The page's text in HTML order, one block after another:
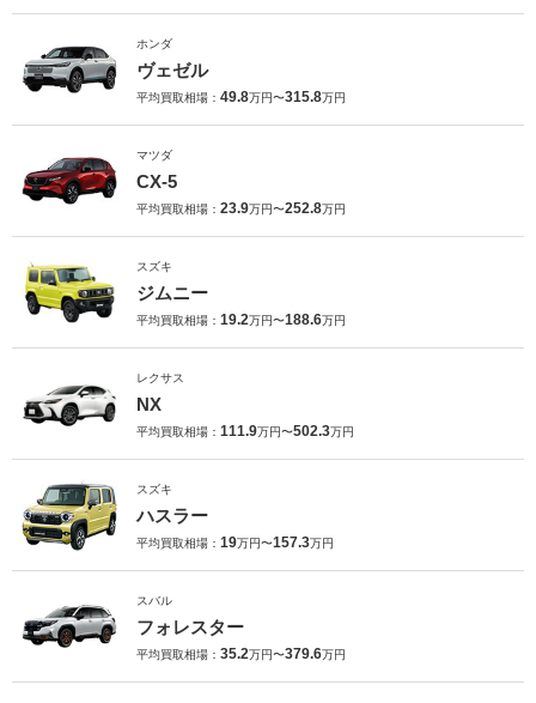
ホンダ
ヴェゼル
平均買取相場： 49.8万円〜315.8万円
マツダ
CX-5
平均買取相場： 23.9万円〜252.8万円
スズキ
ジムニー
平均買取相場： 19.2万円〜188.6万円
レクサス
NX
平均買取相場： 111.9万円〜502.3万円
スズキ
ハスラー
平均買取相場： 19万円〜157.3万円
スバル
フォレスター
平均買取相場： 35.2万円〜379.6万円